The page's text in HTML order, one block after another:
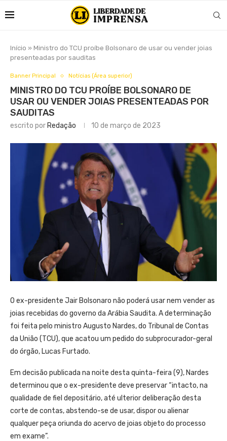
Início » Ministro do TCU proíbe Bolsonaro de usar ou vender joias
presenteadas por sauditas
Banner Principal Notícias (Área superior)
MINISTRO DO TCU PROÍBE BOLSONARO DE
USAR OU VENDER JOIAS PRESENTEADAS POR
SAUDITAS
escrito por Redação 10 de março de 2023
O ex-presidente Jair Bolsonaro não poderá usar nem vender as
joias recebidas do governo da Arábia Saudita. A determinação
foi feita pelo ministro Augusto Nardes, do Tribunal de Contas
da União (TCU), que acatou um pedido do subprocurador-geral
do órgão, Lucas Furtado.
Em decisão publicada na noite desta quinta-feira (9), Nardes
determinou que o ex-presidente deve preservar “intacto, na
qualidade de fiel depositário, até ulterior deliberação desta
corte de contas, abstendo-se de usar, dispor ou alienar
qualquer peça oriunda do acervo de joias objeto do processo
em exame”.